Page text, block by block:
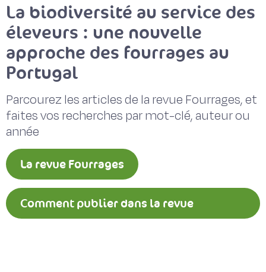
La biodiversité au service des
éleveurs : une nouvelle
approche des fourrages au
Portugal
Parcourez les articles de la revue Fourrages, et
faites vos recherches par mot-clé, auteur ou
année
La revue Fourrages
Comment publier dans la revue